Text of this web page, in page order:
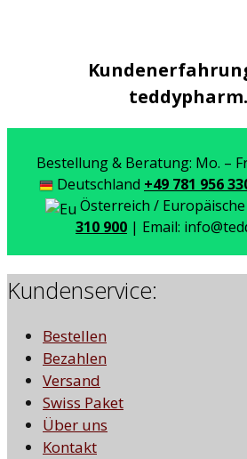
Bestellung & Beratung: Mo. –
Deutschland +49 781 956
Österreich /
310 900 | Email:
Kundenservice:
Bestellen
Bezahlen
Versand
Swiss Paket
Über uns
Kontakt